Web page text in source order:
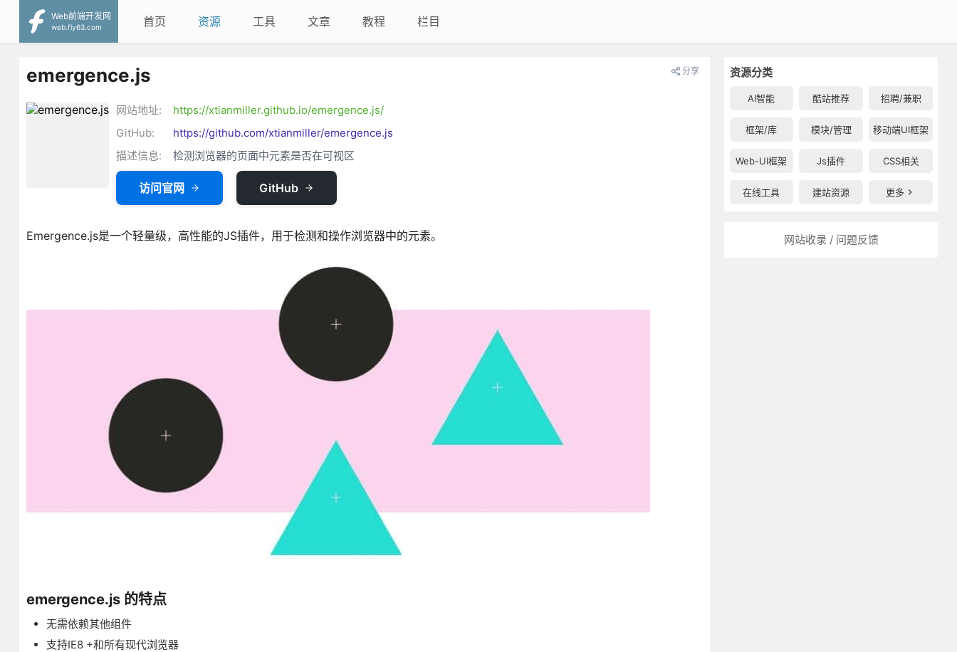
Web前端开发网
web.fly63.com
首页 资源 工具 文章 教程 栏目
资源分类
AI智能 酷站推荐 招聘/兼职
框架/库 模块/管理 移动端UI框架
Web-UI框架 Js插件 CSS相关
在线工具 建站资源 更多
网站收录 / 问题反馈
emergence.js 分享
网站地址:
https://xtianmiller.github.io/emergence.js/
GitHub:
https://github.com/xtianmiller/emergence.js
描述信息:
检测浏览器的页面中元素是否在可视区
访问官网 GitHub
Emergence.js是一个轻量级，高性能的JS插件，用于检测和操作浏览器中的元素。
emergence.js 的特点
无需依赖其他组件
支持IE8 +和所有现代浏览器